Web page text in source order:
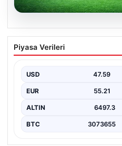
CANLI | Fenerbahçe –
Maç Anlatımı
Piyasa Verileri
USD 47.59
EUR 55.21
ALTIN 6497.3
BTC 3073655